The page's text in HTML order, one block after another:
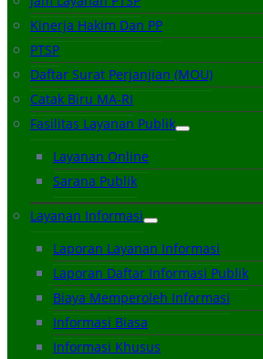
Kinerja Hakim Dan PP
PTSP
Daftar Surat Perjanjian (MOU)
Catak Biru MA-RI
Fasilitas Layanan Publik
Layanan Online
Sarana Publik
Layanan Informasi
Laporan Layanan Informasi
Laporan Daftar Informasi Publik
Biaya Memperoleh Informasi
Informasi Biasa
Informasi Khusus